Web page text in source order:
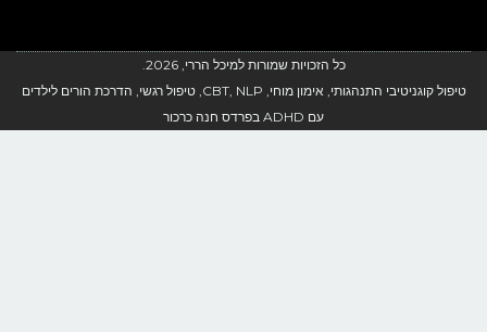
כל הזכויות שמורות למיכל הררי, 2026.
טיפול קוגניטיבי התנהגותי, אימון מוחי, CBT, NLP, טיפול רגשי, הדרכת הורים לילדים
עם ADHD בפרדס חנה כרכור